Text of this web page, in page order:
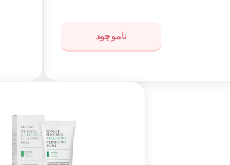
ناموجود